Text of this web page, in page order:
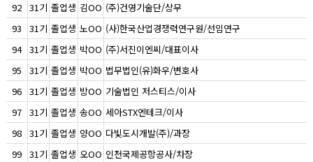
92 31기 졸업생 김OO (주)건영기술단/상무
93
31기 졸업생 노OO (사)한국산업경쟁력연구원/선임연구
94 31기 졸업생 박OO (주)서진이엔씨/대표이사
95
31기 졸업생 박OO 법무법인(유)화우/변호사
96 31기 졸업생 방OO 기술법인 저스티스/이사
97 31기 졸업생 송OO 세아STX엔테크/이사
98 31기 졸업생 양OO 다빛도시개발(주)/과장
99 31기 졸업생 오OO 인천국제공항공사/차장